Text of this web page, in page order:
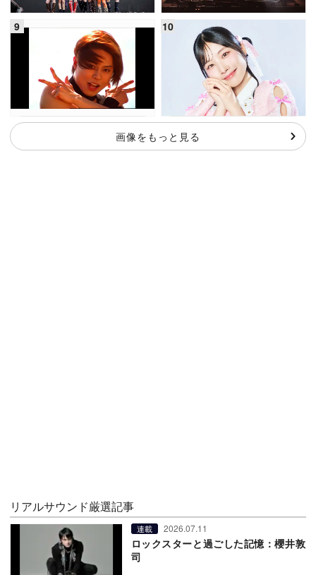
画像をもっと見る
リアルサウンド厳選記事
連載 2026.07.11
ロックスターと過ごした記憶：櫻井敦
司